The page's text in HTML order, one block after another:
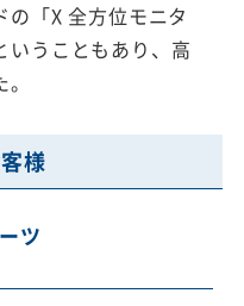
「X 全方位モニタ
いうこともあり、高
様
ツ